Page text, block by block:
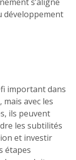
développement
important dans
avec les
ils peuvent
les subtilités
et investir
étapes